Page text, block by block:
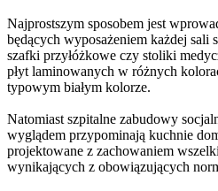
Najprostszym sposobem jest
będących wyposażeniem każdej sali
szafki przyłóżkowe czy stoliki
płyt laminowanych w różnych
typowym białym kolorze.
Natomiast szpitalne zabudowy
wyglądem przypominają kuchnie
projektowane z zachowaniem
wynikających z obowiązujących